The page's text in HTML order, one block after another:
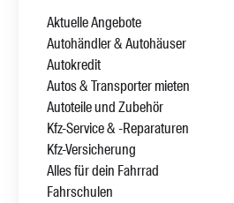
Aktuelle Angebote
Autohändler & Autohäuser
Autokredit
Autos & Transporter mieten
Autoteile und Zubehör
Kfz-Service & -Reparaturen
Kfz-Versicherung
Alles für dein Fahrrad
Fahrschulen